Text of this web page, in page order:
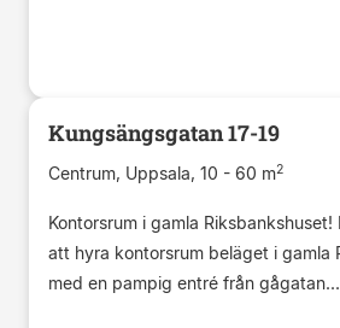
Kungsängsgatan 17-19
Centrum, Uppsala, 10 - 60 m2
Kontorsrum i gamla
att hyra kontorsrum beläget i gamla
med en pampig entré från gågatan...